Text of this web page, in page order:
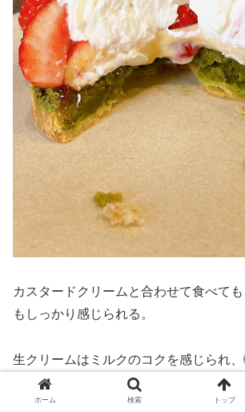
カスタードクリームと合わせて食べて
もしっかり感じられる。
生クリームはミルクのコクを感じられ、
ホーム 検索 トップ